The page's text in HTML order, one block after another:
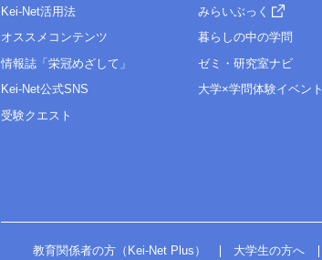
Kei-Net活用法
オススメコンテンツ
情報誌「栄冠めざして」
Kei-Net公式SNS
受験クエスト
みらいぶっく
暮らしの中の学問
ゼミ・研究室ナビ
大学×学問体験イベント
教育関係者の方（Kei-Net Plus） 大学生の方へ